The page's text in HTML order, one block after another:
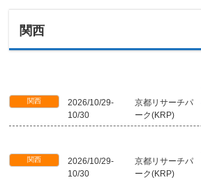
関西
関西
2026/10/29-
10/30
京都リサーチパ
ーク(KRP)
関西
2026/10/29-
10/30
京都リサーチパ
ーク(KRP)